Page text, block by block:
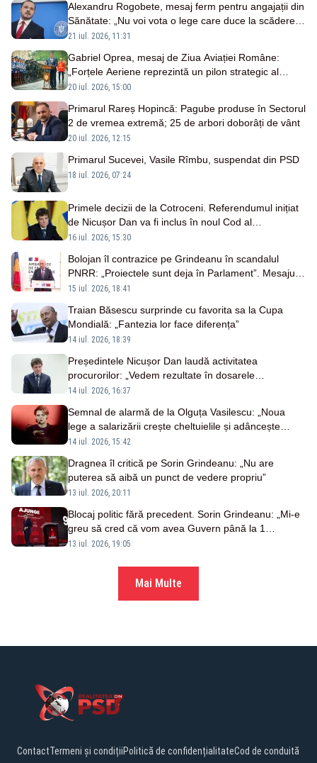
Alexandru Rogobete, mesaj ferm pentru angajații din
Sănătate: „Nu voi vota o lege care duce la scăderea
veniturilor”
21 iul. 2026, 11:31
Gabriel Oprea, mesaj de Ziua Aviației Române:
„Forțele Aeriene reprezintă un pilon strategic al
securității naționale”
20 iul. 2026, 15:00
Primarul Rareș Hopincă: Pagube produse în Sectorul
2 de vremea extremă; 25 de arbori doborâți de vânt
20 iul. 2026, 12:15
Primarul Sucevei, Vasile Rîmbu, suspendat din PSD
18 iul. 2026, 07:24
Primele decizii de la Cotroceni. Referendumul inițiat
de Nicușor Dan va fi inclus în noul Cod al
Urbanismului
16 iul. 2026, 15:30
Bolojan îl contrazice pe Grindeanu în scandalul
PNRR: „Proiectele sunt deja în Parlament”. Mesajul
transmis de liderul PNL
15 iul. 2026, 18:41
Traian Băsescu surprinde cu favorita sa la Cupa
Mondială: „Fantezia lor face diferența”
14 iul. 2026, 18:39
Președintele Nicușor Dan laudă activitatea
procurorilor: „Vedem rezultate în dosarele
importante”
14 iul. 2026, 16:37
Semnal de alarmă de la Olguța Vasilescu: „Noua
lege a salarizării crește cheltuielile și adâncește
deficitul”
14 iul. 2026, 15:42
Dragnea îl critică pe Sorin Grindeanu: „Nu are
puterea să aibă un punct de vedere propriu”
13 iul. 2026, 20:11
Blocaj politic fără precedent. Sorin Grindeanu: „Mi-e
greu să cred că vom avea Guvern până la 1
septembrie”
13 iul. 2026, 19:05
Mai Multe
ContactTermeni și condițiiPolitică de confidențialitateCod de conduită